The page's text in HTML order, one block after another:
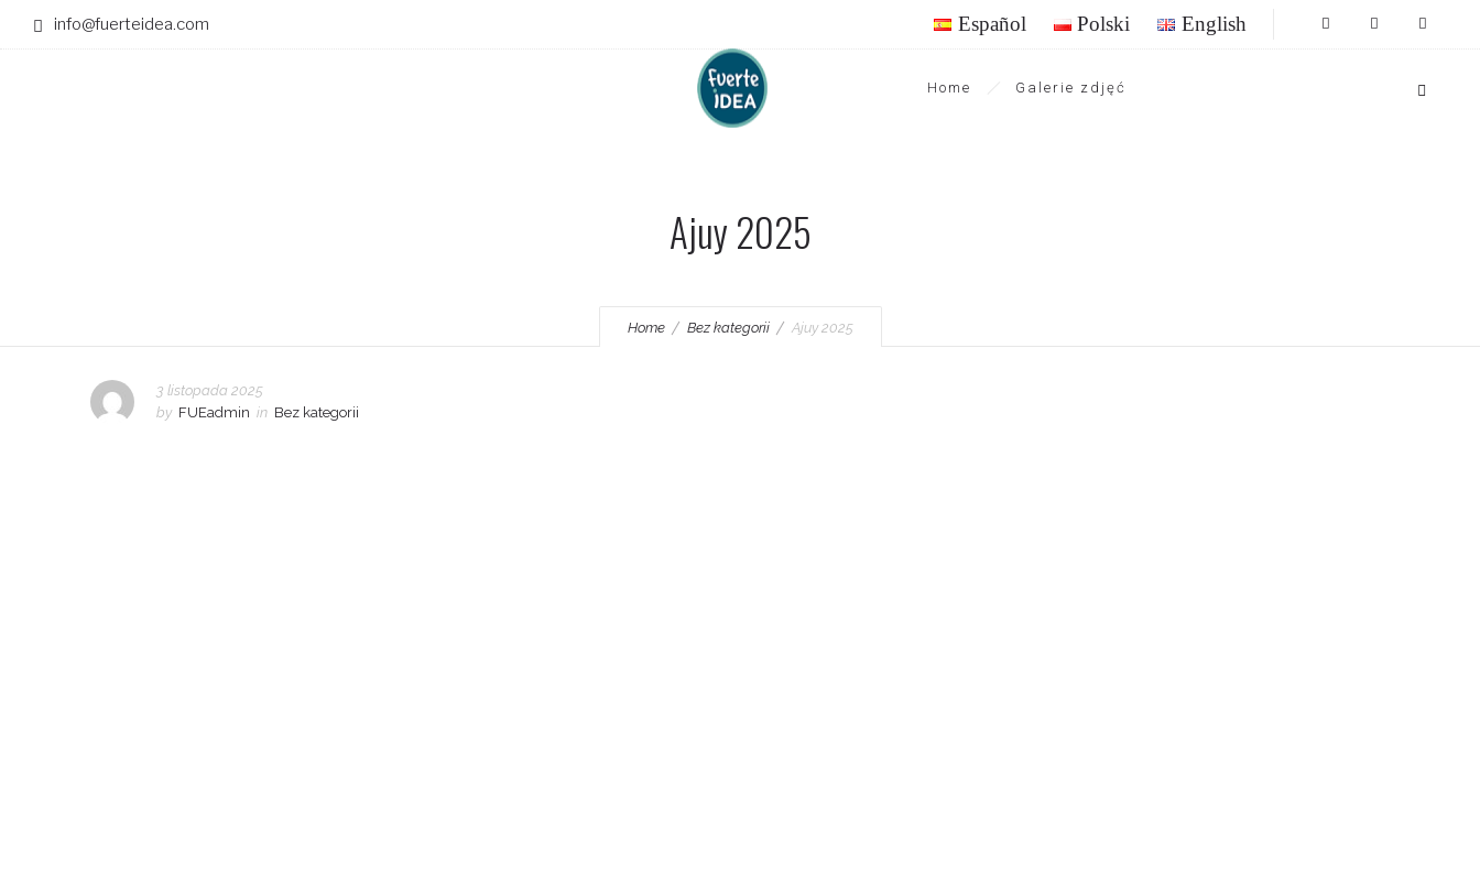
info@fuerteidea.com Español Polski English
Home Galerie zdjęć
Ajuy 2025
Home Bez kategorii Ajuy 2025
3 listopada 2025
by FUEadmin in Bez kategorii